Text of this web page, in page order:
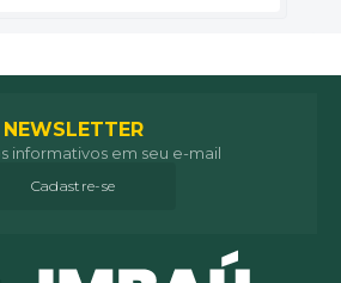
NEWSLETTER
informativos em seu e-mail
Cadastre-se